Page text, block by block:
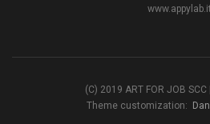
www.appylab.it
(C) 2019 ART FOR JOB SCC |
Theme customization: